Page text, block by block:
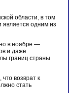
области, в том
является одним из
в ноябре —
и даже
границ страны
возврат к
стать